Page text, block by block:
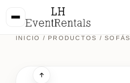
INICIO / PRODUCTOS /SOFÁS